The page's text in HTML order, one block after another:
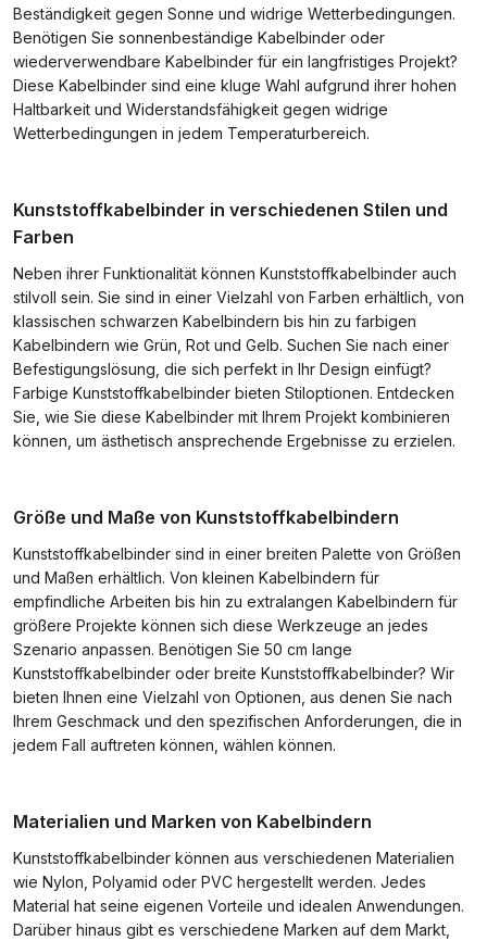
Beständigkeit gegen Sonne und widrige Wetterbedingungen.
Benötigen Sie sonnenbeständige Kabelbinder oder
wiederverwendbare Kabelbinder für ein langfristiges Projekt?
Diese Kabelbinder sind eine kluge Wahl aufgrund ihrer hohen
Haltbarkeit und Widerstandsfähigkeit gegen widrige
Wetterbedingungen in jedem Temperaturbereich.
Kunststoffkabelbinder in verschiedenen Stilen und
Farben
Neben ihrer Funktionalität können Kunststoffkabelbinder auch
stilvoll sein. Sie sind in einer Vielzahl von Farben erhältlich, von
klassischen schwarzen Kabelbindern bis hin zu farbigen
Kabelbindern wie Grün, Rot und Gelb. Suchen Sie nach einer
Befestigungslösung, die sich perfekt in Ihr Design einfügt?
Farbige Kunststoffkabelbinder bieten Stiloptionen. Entdecken
Sie, wie Sie diese Kabelbinder mit Ihrem Projekt kombinieren
können, um ästhetisch ansprechende Ergebnisse zu erzielen.
Größe und Maße von Kunststoffkabelbindern
Kunststoffkabelbinder sind in einer breiten Palette von Größen
und Maßen erhältlich. Von kleinen Kabelbindern für
empfindliche Arbeiten bis hin zu extralangen Kabelbindern für
größere Projekte können sich diese Werkzeuge an jedes
Szenario anpassen. Benötigen Sie 50 cm lange
Kunststoffkabelbinder oder breite Kunststoffkabelbinder? Wir
bieten Ihnen eine Vielzahl von Optionen, aus denen Sie nach
Ihrem Geschmack und den spezifischen Anforderungen, die in
jedem Fall auftreten können, wählen können.
Materialien und Marken von Kabelbindern
Kunststoffkabelbinder können aus verschiedenen Materialien
wie Nylon, Polyamid oder PVC hergestellt werden. Jedes
Material hat seine eigenen Vorteile und idealen Anwendungen.
Darüber hinaus gibt es verschiedene Marken auf dem Markt,